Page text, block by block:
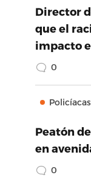
Director
que el
impacto
0
Policíacas
Peatón
en
0